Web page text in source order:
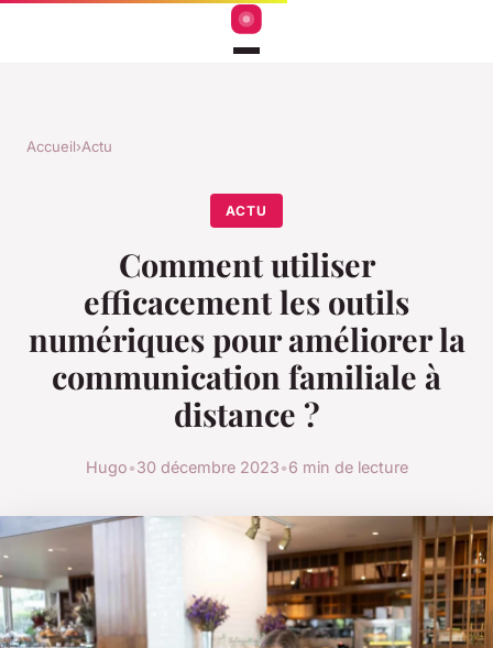
Accueil›Actu
ACTU
Comment utiliser
efficacement les outils
numériques pour améliorer la
communication familiale à
distance ?
Hugo•30 décembre 2023•6 min de lecture